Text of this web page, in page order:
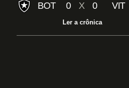
BOT 0 X 0 VIT
Ler a crônica